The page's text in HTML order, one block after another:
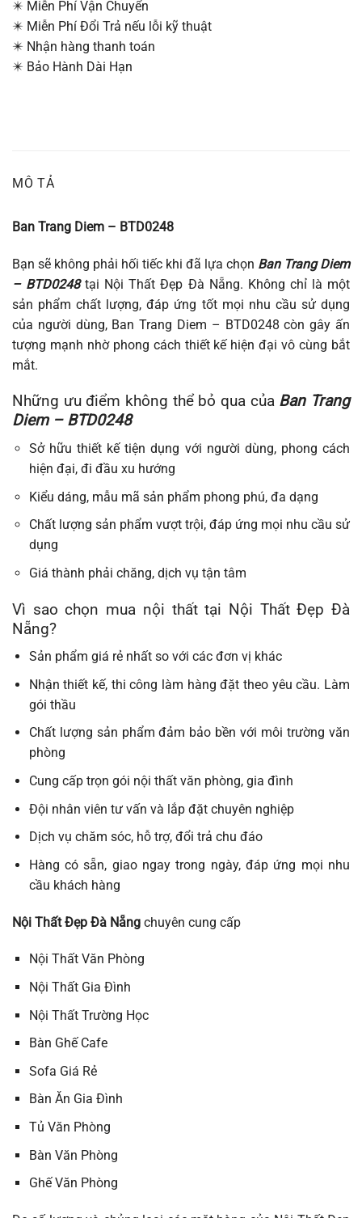
✴️ Miễn Phí Vận Chuyển
✴️ Miễn Phí Đổi Trả nếu lỗi kỹ thuật
✴️ Nhận hàng thanh toán
✴️ Bảo Hành Dài Hạn
MÔ TẢ
Ban Trang Diem – BTD0248
Bạn sẽ không phải hối tiếc khi đã lựa chọn Ban Trang Diem
– BTD0248tại Nội Thất Đẹp Đà Nẵng. Không chỉ là một
sản phẩm chất lượng, đáp ứng tốt mọi nhu cầu sử dụng
của người dùng, Ban Trang Diem – BTD0248 còn gây ấn
tượng mạnh nhờ phong cách thiết kế hiện đại vô cùng bắt
mắt.
Những ưu điểm không thể bỏ qua của Ban Trang
Diem – BTD0248
Sở hữu thiết kế tiện dụng với người dùng, phong cách
hiện đại, đi đầu xu hướng
Kiểu dáng, mẫu mã sản phẩm phong phú, đa dạng
Chất lượng sản phẩm vượt trội, đáp ứng mọi nhu cầu sử
dụng
Giá thành phải chăng, dịch vụ tận tâm
Vì sao chọn mua nội thất tại Nội Thất Đẹp Đà
Nẵng?
Sản phẩm giá rẻ nhất so với các đơn vị khác
Nhận thiết kế, thi công làm hàng đặt theo yêu cầu. Làm
gói thầu
Chất lượng sản phẩm đảm bảo bền với môi trường văn
phòng
Cung cấp trọn gói nội thất văn phòng, gia đình
Đội nhân viên tư vấn và lắp đặt chuyên nghiệp
Dịch vụ chăm sóc, hỗ trợ, đổi trả chu đáo
Hàng có sẵn, giao ngay trong ngày, đáp ứng mọi nhu
cầu khách hàng
Nội Thất Đẹp Đà Nẵng chuyên cung cấp
Nội Thất Văn Phòng
Nội Thất Gia Đình
Nội Thất Trường Học
Bàn Ghế Cafe
Sofa Giá Rẻ
Bàn Ăn Gia Đình
Tủ Văn Phòng
Bàn Văn Phòng
Ghế Văn Phòng